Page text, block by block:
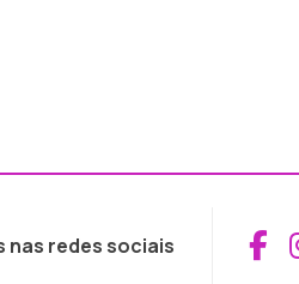
nas redes sociais